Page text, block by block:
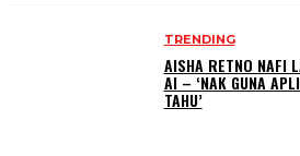
TRENDING
AISHA RETNO NAFI
AI – ‘NAK GUNA
TAHU’